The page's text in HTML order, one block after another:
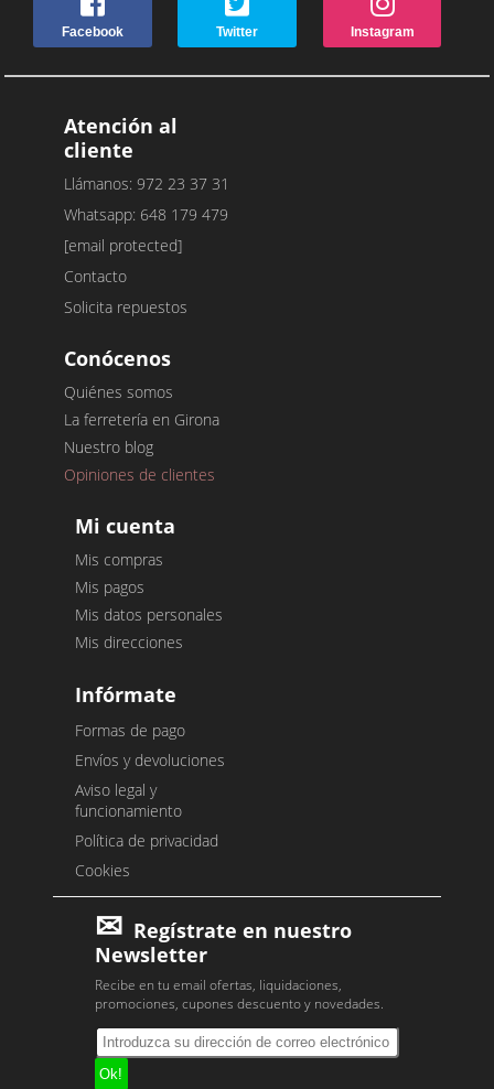
Facebook Twitter Instagram
Atención al
cliente
Llámanos: 972 23 37 31
Whatsapp: 648 179 479
[email protected]
Contacto
Solicita repuestos
Conócenos
Quiénes somos
La ferretería en Girona
Nuestro blog
Opiniones de clientes
Mi cuenta
Mis compras
Mis pagos
Mis datos personales
Mis direcciones
Infórmate
Formas de pago
Envíos y devoluciones
Aviso legal y
funcionamiento
Política de privacidad
Cookies
Regístrate en nuestro
Newsletter
Recibe en tu email ofertas, liquidaciones,
promociones, cupones descuento y novedades.